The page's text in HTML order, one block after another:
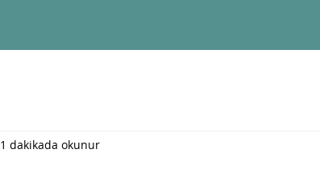
1 dakikada okunur